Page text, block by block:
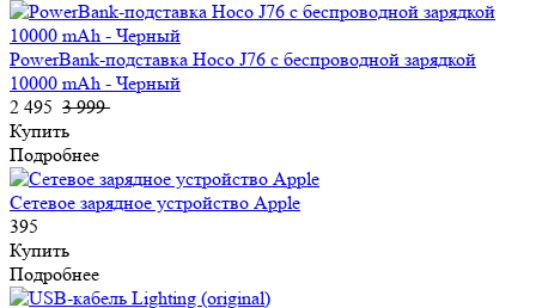
PowerBank-подставка Hoco J76 с беспроводной зарядкой
10000 mAh - Черный
2 495 3 999
Купить
Подробнее
Сетевое зарядное устройство Apple
395
Купить
Подробнее